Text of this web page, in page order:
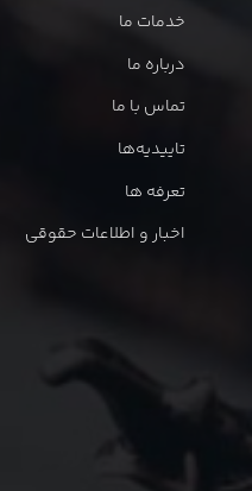
خدمات ما
درباره ما
تماس با ما
تاییدیه‌ها
تعرفه ها
اخبار و اطلاعات حقوقی